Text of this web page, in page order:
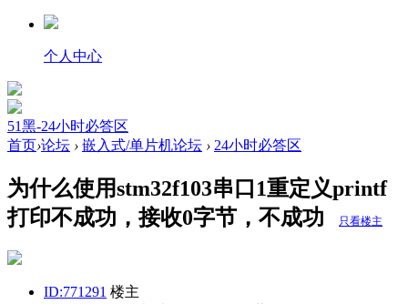
个人中心
51黑-24小时必答区
首页›论坛 › 嵌入式/单片机论坛 › 24小时必答区
为什么使用stm32f103串口1重定义printf
打印不成功，接收0字节，不成功
只看楼主
ID:771291 楼主